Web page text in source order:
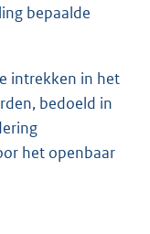
bepaalde
intrekken in het
bedoeld in
het openbaar